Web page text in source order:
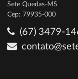
Sete Quedas-MS
Cep: 79935-000
(67) 3479-